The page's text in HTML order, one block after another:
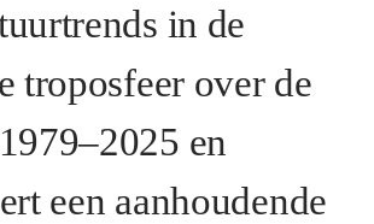
in de
troposfeer over de
en
een aanhoudende